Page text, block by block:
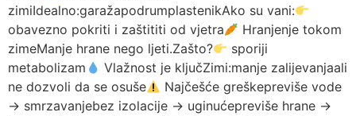
zimiIdealno:garažapodrumplastenikAko su vani:
obavezno pokriti i zaštititi od vjetra
Hranjenje tokom
zimeManje hrane nego ljeti.Zašto?
sporiji
metabolizam
Vlažnost je ključZimi:manje zalijevanjaali
ne dozvoli da se osuše
Najčešće greškepreviše vode
→ smrzavanjebez izolacije → uginućepreviše hrane →